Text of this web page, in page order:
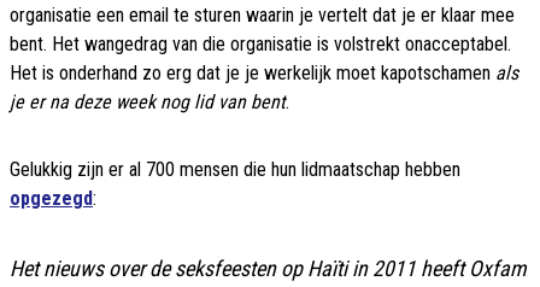
organisatie een email te sturen waarin je vertelt dat je er klaar mee
bent. Het wangedrag van die organisatie is volstrekt onacceptabel.
Het is onderhand zo erg dat je je werkelijk moet kapotschamen als
je er na deze week nog lid van bent.
Gelukkig zijn er al 700 mensen die hun lidmaatschap hebben
opgezegd:
Het nieuws over de seksfeesten op Haïti in 2011 heeft Oxfam